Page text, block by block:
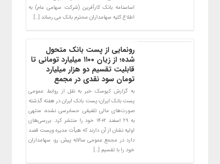
اساسنامه بانک کارآفرین (شرکت سهامی عام) به
اطلاع کلیه سهامداران محترم بانک می رساند […]
رونمایی از پست بانک متحول
شده؛ از زیان ۱۱۰۰ میلیارد تومانی تا
قابلیت تقسیم دو هزار میلیارد
تومان سود نقدی در مجمع
به گزارش کیوسک خبر به نقل از روابط عمومی
پست بانک ایران؛ پست بانک ایران در هفته گذشته
صورت‌های مالی تلفیقی حسابرسی نشده، منتهی
به ۲۹ اسفند ۱۴۰۲ خود را منتشر کرد. بررسی‌های
اولیه نشان از آن دارند که هیأت مدیره وپست قصد
دارد در مجمع عمومی سالانه پیش رو، سهامداران
خود را با تقسیم […]